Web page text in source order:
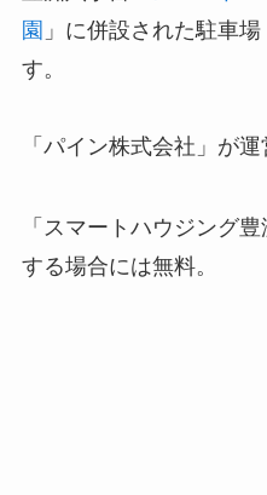
園 」に併設された駐車
す。
「パイン株式会社」が運
「スマートハウジング
する場合には無料。